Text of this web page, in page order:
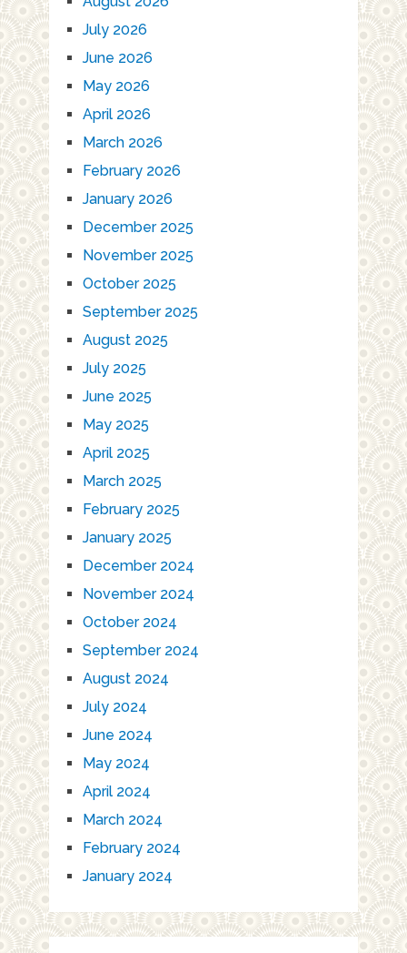
July 2026
June 2026
May 2026
April 2026
March 2026
February 2026
January 2026
December 2025
November 2025
October 2025
September 2025
August 2025
July 2025
June 2025
May 2025
April 2025
March 2025
February 2025
January 2025
December 2024
November 2024
October 2024
September 2024
August 2024
July 2024
June 2024
May 2024
April 2024
March 2024
February 2024
January 2024